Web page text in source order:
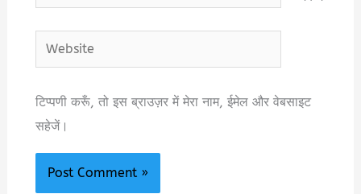
Website
टिप्पणी करूँ, तो इस ब्राउज़र में मेरा नाम, ईमेल और वेबसाइट
सहेजें।